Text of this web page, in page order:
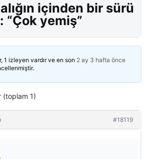
içinden bir sürü
“Çok yemiş”
1 izleyen vardır ve en son 2 ay 3 hafta önce
(toplam 1)
#18119